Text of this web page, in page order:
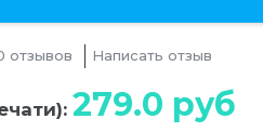
отзывов Написать отзыв
279.0 руб